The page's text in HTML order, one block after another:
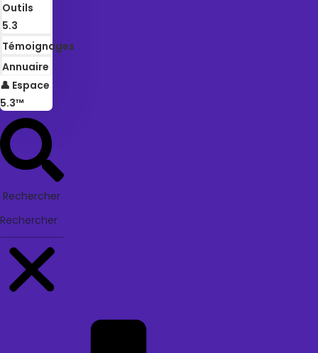
Outils
5.3
Témoignages
Annuaire
👤 Espace
5.3™
Rechercher